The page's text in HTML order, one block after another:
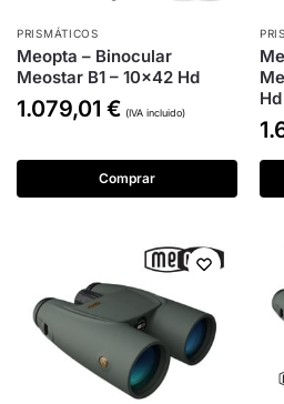
PRISMÁTICOS
Meopta – Binocular
Meostar B1 – 10×42 Hd
1.079,01 € (IVA incluido)
Comprar
Hd